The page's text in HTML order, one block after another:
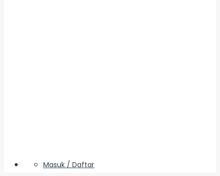
Masuk / Daftar